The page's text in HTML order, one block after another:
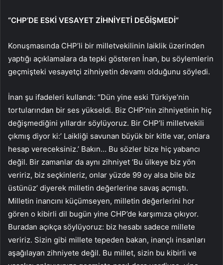
“CHP’DE ESKİ VESAYET ZİHNİYETİ DEĞİŞMEDİ”
Konuşmasında CHP’li bir milletvekilinin laiklik üzerinden
yaptığı açıklamalara da tepki gösteren İnan, bu söylemlerin
geçmişteki vesayetçi zihniyetin devamı olduğunu söyledi.
İnan şu ifadeleri kullandı: “Dün yine eski Türkiye’nin
tortularından bir ses yükseldi. Biz CHP’nin zihniyetinin hiç
değişmediğini yıllardır söylüyoruz. Bir CHP’li milletvekili
çıkmış diyor ki:’ Laikliği savunan büyük bir kitle var, onlara
hesap vereceksiniz.’ Bakın… Bu sözler bize hiç yabancı
değil. Bir zamanlar da aynı zihniyet ‘Bu ülkeye biz yön
veririz, biz seçkinleriz, onlar yüzde 99 oy alsa bile biz
üstünüz’ diyerek milletin değerlerine savaş açmıştı.
Milletin inancını küçümseyen, milletin değerlerini hor
gören o kibirli dil bugün yine CHP’de karşımıza çıkıyor.
Buradan açıkça söylüyoruz: biz hesabı sadece millete
veririz. Sizin gibi millete tepeden bakan, inançlı insanları
aşağılayan zihniyete değil. Bu millet, sizin bu kibirli ve